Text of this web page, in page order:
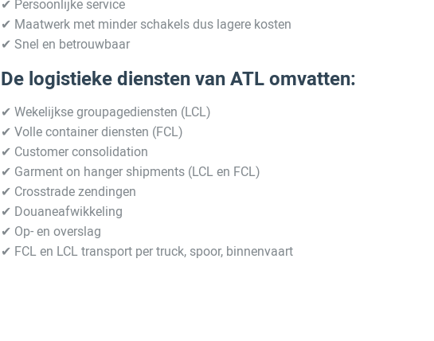
✔ Persoonlijke service
✔ Maatwerk met minder schakels dus lagere kosten
✔ Snel en betrouwbaar
De logistieke diensten van ATL omvatten:
✔ Wekelijkse groupagediensten (LCL)
✔ Volle container diensten (FCL)
✔ Customer consolidation
✔ Garment on hanger shipments (LCL en FCL)
✔ Crosstrade zendingen
✔ Douaneafwikkeling
✔ Op- en overslag
✔ FCL en LCL transport per truck, spoor, binnenvaart